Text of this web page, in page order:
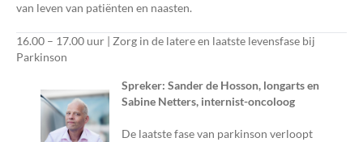
van leven van patiënten en naasten.
16.00 – 17.00 uur | Zorg in de latere en laatste levensfase bij
Parkinson
Spreker: Sander de Hosson, longarts en
Sabine Netters, internist-oncoloog
De laatste fase van parkinson verloopt